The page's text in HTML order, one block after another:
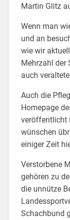
Martin Glitz
Wenn man
und an
wie wir
Mehrzahl der
auch
Auch die
Homepage
veröffentlicht
wünschen
einiger Zeit
Verstorbene
gehören zu
die unnütze
Schachbund